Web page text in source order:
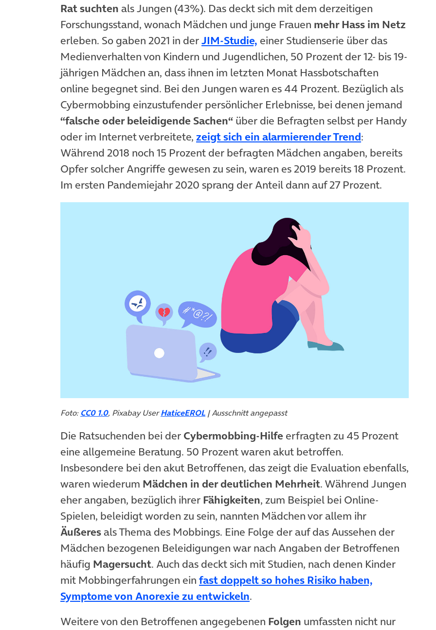
Rat suchten als Jungen (43%). Das deckt sich mit dem derzeitigen
Forschungsstand, wonach Mädchen und junge Frauen mehr Hass im Netz
erleben. So gaben 2021 in derJIM-Studie, (öffnet in neuem Tab)
einer Studienserie über das
Medienverhalten von Kindern und Jugendlichen, 50 Prozent der 12- bis 19-
jährigen Mädchen an, dass ihnen im letzten Monat Hassbotschaften
online begegnet sind. Bei den Jungen waren es 44 Prozent. Bezüglich als
Cybermobbing einzustufender persönlicher Erlebnisse, bei denen jemand
“falsche oder beleidigende Sachen“ über die Befragten selbst per Handy
oder im Internet verbreitete, zeigt sich ein alarmierender Trend(öffnet in
:
Während 2018 noch 15 Prozent der befragten Mädchen angaben, bereits
Opfer solcher Angriffe gewesen zu sein, waren es 2019 bereits 18 Prozent.
Im ersten Pandemiejahr 2020 sprang der Anteil dann auf 27 Prozent.
Foto: CC0 1.0, Pixabay UserHaticeEROL | Ausschnitt angepasst
Die Ratsuchenden bei der Cybermobbing-Hilfe erfragten zu 45 Prozent
eine allgemeine Beratung. 50 Prozent waren akut betroffen.
Insbesondere bei den akut Betroffenen, das zeigt die Evaluation ebenfalls,
waren wiederum Mädchen in der deutlichen Mehrheit. Während Jungen
eher angaben, bezüglich ihrer Fähigkeiten, zum Beispiel bei Online-
Spielen, beleidigt worden zu sein, nannten Mädchen vor allem ihr
Äußeresals Thema des Mobbings. Eine Folge der auf das Aussehen der
Mädchen bezogenen Beleidigungen war nach Angaben der Betroffenen
häufig Magersucht. Auch das deckt sich mit Studien, nach denen Kinder
mit Mobbingerfahrungen ein fast doppelt so hohes Risiko haben,
Symptome von Anorexie zu entwickeln(öffnet in neuem Tab)
.
Weitere von den Betroffenen angegebenen Folgen umfassten nicht nur